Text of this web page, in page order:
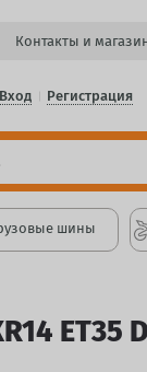
Контакты и
Вход Регистрация
шины
ET35